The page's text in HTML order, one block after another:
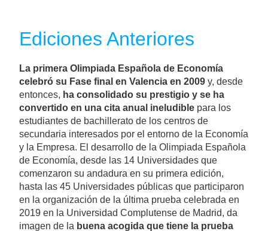
Ediciones Anteriores
La primera Olimpiada Española de Economía
celebró su Fase final en Valencia en 2009 y, desde
entonces, ha consolidado su prestigio y se ha
convertido en una cita anual ineludible para los
estudiantes de bachillerato de los centros de
secundaria interesados por el entorno de la Economía
y la Empresa. El desarrollo de la Olimpiada Española
de Economía, desde las 14 Universidades que
comenzaron su andadura en su primera edición,
hasta las 45 Universidades públicas que participaron
en la organización de la última prueba celebrada en
2019 en la Universidad Complutense de Madrid, da
imagen de la buena acogida que tiene la prueba